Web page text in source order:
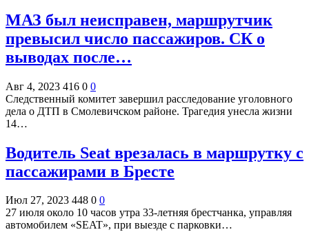
МАЗ был неисправен, маршрутчик
превысил число пассажиров. СК о
выводах после…
Авг 4, 2023 416 0 0
Следственный комитет завершил расследование уголовного
дела о ДТП в Смолевичском районе. Трагедия унесла жизни
14…
Водитель Seat врезалась в маршрутку с
пассажирами в Бресте
Июл 27, 2023 448 0 0
27 июля около 10 часов утра 33-летняя брестчанка, управляя
автомобилем «SEAT», при выезде с парковки…